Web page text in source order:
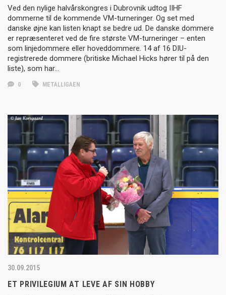
Ved den nylige halvårskongres i Dubrovnik udtog IIHF
dommerne til de kommende VM-turneringer. Og set med
danske øjne kan listen knapt se bedre ud. De danske dommere
er repræsenteret ved de fire største VM-turneringer – enten
som linjedommere eller hoveddommere. 14 af 16 DIU-
registrerede dommere (britiske Michael Hicks hører til på den
liste), som har…
0 METALLIGAEN
30.09.2015
ET PRIVILEGIUM AT LEVE AF SIN HOBBY